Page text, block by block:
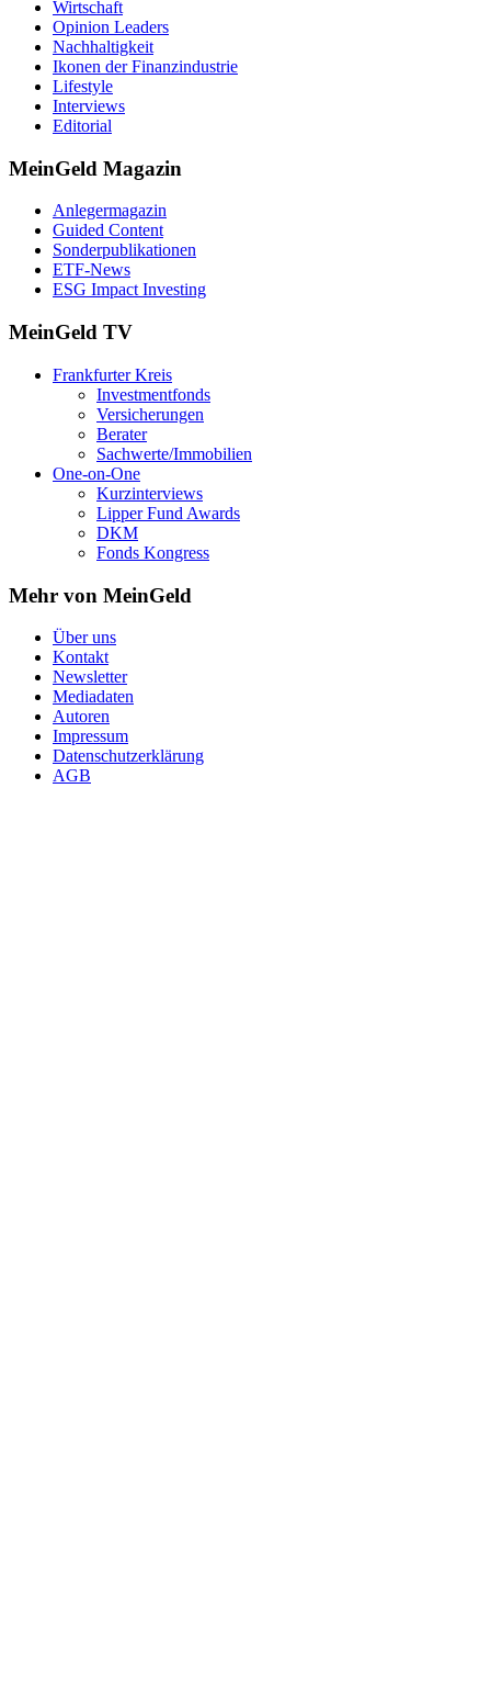
Wirtschaft
Opinion Leaders
Nachhaltigkeit
Ikonen der Finanzindustrie
Lifestyle
Interviews
Editorial
MeinGeld Magazin
Anlegermagazin
Guided Content
Sonderpublikationen
ETF-News
ESG Impact Investing
MeinGeld TV
Frankfurter Kreis
Investmentfonds
Versicherungen
Berater
Sachwerte/Immobilien
One-on-One
Kurzinterviews
Lipper Fund Awards
DKM
Fonds Kongress
Mehr von MeinGeld
Über uns
Kontakt
Newsletter
Mediadaten
Autoren
Impressum
Datenschutzerklärung
AGB